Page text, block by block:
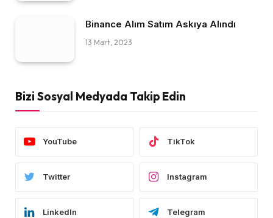
Binance Alım Satım Askıya Alındı
13 Mart, 2023
Bizi Sosyal Medyada Takip Edin
YouTube TikTok
Twitter Instagram
LinkedIn Telegram